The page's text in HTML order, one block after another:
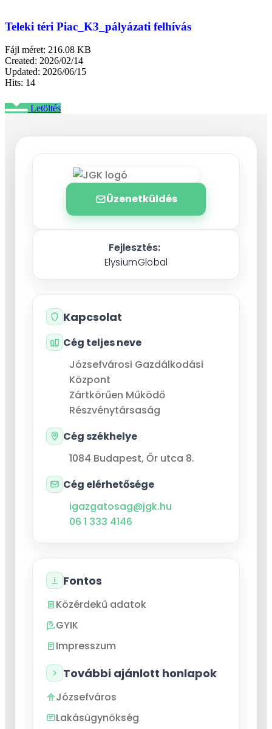
Teleki téri Piac_K3_pályázati felhívás
Fájl méret: 216.08 KB
Created: 2026/02/14
Updated: 2026/06/15
Hits: 14
Letöltés
Üzenetküldés
Fejlesztés:
ElysiumGlobal
Kapcsolat
Cég teljes neve
Józsefvárosi Gazdálkodási
Központ
Zártkörűen Működő
Részvénytársaság
Cég székhelye
1084 Budapest, Őr utca 8.
Cég elérhetősége
igazgatosag@jgk.hu
06 1 333 4146
Fontos
Közérdekű adatok
GYIK
Impresszum
További ajánlott honlapok
Józsefváros
Lakásügynökség